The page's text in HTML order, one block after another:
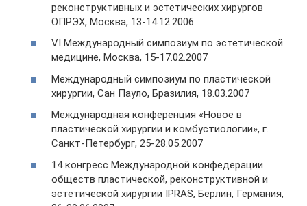
реконструктивных и эстетических хирургов
ОПРЭХ, Москва, 13-14.12.2006
VI Международный симпозиум по эстетической
медицине, Москва, 15-17.02.2007
Международный симпозиум по пластической
хирургии, Сан Пауло, Бразилия, 18.03.2007
Международная конференция «Новое в
пластической хирургии и комбустиологии», г.
Санкт-Петербург, 25-28.05.2007
14 конгресс Международной конфедерации
обществ пластической, реконструктивной и
эстетической хирургии IPRAS, Берлин, Германия,